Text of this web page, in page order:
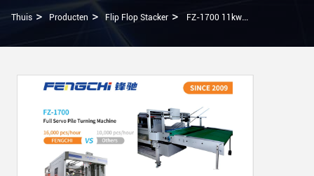
Thuis > Producten > Flip Flop Stacker > FZ-1700 11kw Paper Reversing Multi-Layer Palletizer Met Paper Aligning